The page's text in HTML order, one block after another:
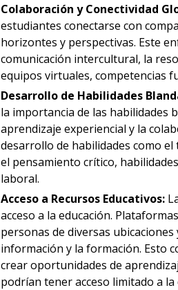
Colaboración y Conectividad
estudiantes conectarse con
horizontes y perspectivas. Este
comunicación intercultural, la
equipos virtuales, competencias
Desarrollo de Habilidades
la importancia de las habilidades
aprendizaje experiencial y la
desarrollo de habilidades como
el pensamiento crítico,
laboral.
Acceso a Recursos Educativos:
acceso a la educación.
personas de diversas
información y la formación. Esto
crear oportunidades de
podrían tener acceso limitado a